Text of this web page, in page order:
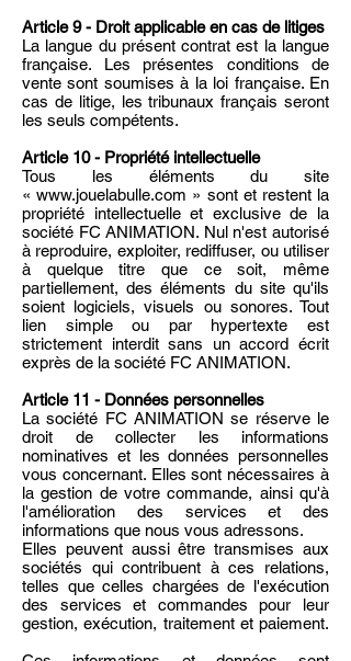
Article 9 - Droit applicable en cas de litiges
La langue du présent contrat est la langue
française. Les présentes conditions de
vente sont soumises à la loi française. En
cas de litige, les tribunaux français seront
les seuls compétents.
Article 10 - Propriété intellectuelle
Tous les éléments du site
«www.jouelabulle.com » sont et restent la
propriété intellectuelle et exclusive de la
société FC ANIMATION. Nul n'est autorisé
à reproduire, exploiter, rediffuser, ou utiliser
à quelque titre que ce soit, même
partiellement, des éléments du site qu'ils
soient logiciels, visuels ou sonores. Tout
lien simple ou par hypertexte est
strictement interdit sans un accord écrit
exprès de la société FC ANIMATION.
Article 11 - Données personnelles
La société FC ANIMATION se réserve le
droit de collecter les informations
nominatives et les données personnelles
vous concernant. Elles sont nécessaires à
la gestion de votre commande, ainsi qu'à
l'amélioration des services et des
informations que nous vous adressons.
Elles peuvent aussi être transmises aux
sociétés qui contribuent à ces relations,
telles que celles chargées de l'exécution
des services et commandes pour leur
gestion, exécution, traitement et paiement.